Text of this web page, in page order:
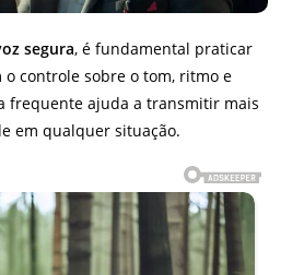
segura, é fundamental praticar
controle sobre o tom, ritmo e
frequente ajuda a transmitir mais
em qualquer situação.